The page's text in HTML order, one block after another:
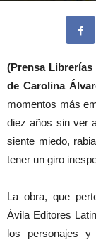
(Prensa Librerías
de Carolina
momentos más
diez años sin ver
siente miedo,
tener un giro
La obra, que
Ávila Editores
los personajes